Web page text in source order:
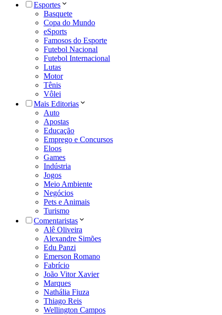
Esportes
Basquete
Copa do Mundo
eSports
Famosos do Esporte
Futebol Nacional
Futebol Internacional
Lutas
Motor
Tênis
Vôlei
Mais Editorias
Auto
Apostas
Educação
Emprego e Concursos
Eloos
Games
Indústria
Jogos
Meio Ambiente
Negócios
Pets e Animais
Turismo
Comentaristas
Alê Oliveira
Alexandre Simões
Edu Panzi
Emerson Romano
Fabrício
João Vitor Xavier
Marques
Nathália Fiuza
Thiago Reis
Wellington Campos